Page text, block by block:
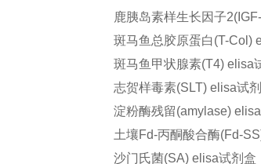
鹿胰岛素样生长因子
斑马鱼总胶原蛋白(T-Col)
斑马鱼甲状腺素(T4) elisa
志贺样毒素(SLT) elisa试
淀粉酶残留(amylase)
土壤Fd-丙酮酸合酶(Fd-
沙门氏菌(SA) elisa试剂盒